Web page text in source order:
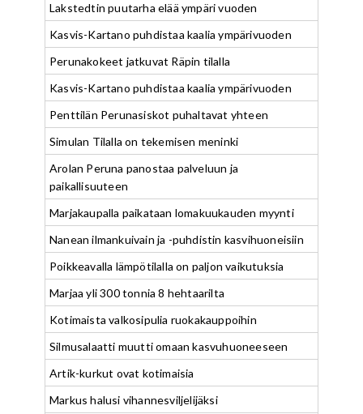
Lakstedtin puutarha elää ympäri vuoden
Kasvis-Kartano puhdistaa kaalia ympärivuoden
Perunakokeet jatkuvat Räpin tilalla
Kasvis-Kartano puhdistaa kaalia ympärivuoden
Penttilän Perunasiskot puhaltavat yhteen
Simulan Tilalla on tekemisen meninki
Arolan Peruna panostaa palveluun ja
paikallisuuteen
Marjakaupalla paikataan lomakuukauden myynti
Nanean ilmankuivain ja -puhdistin kasvihuoneisiin
Poikkeavalla lämpötilalla on paljon vaikutuksia
Marjaa yli 300 tonnia 8 hehtaarilta
Kotimaista valkosipulia ruokakauppoihin
Silmusalaatti muutti omaan kasvuhuoneeseen
Artik-kurkut ovat kotimaisia
Markus halusi vihannesviljelijäksi